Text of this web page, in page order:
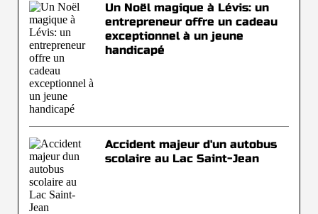
Un Noël magique à Lévis: un
entrepreneur offre un cadeau
exceptionnel à un jeune
handicapé
Accident majeur d'un autobus
scolaire au Lac Saint-Jean